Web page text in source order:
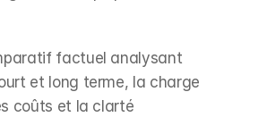
factuel analysant
et long terme, la charge
coûts et la clarté